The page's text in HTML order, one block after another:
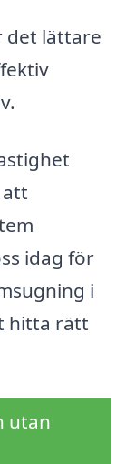
det lättare
idag för
i
hitta rätt
utan